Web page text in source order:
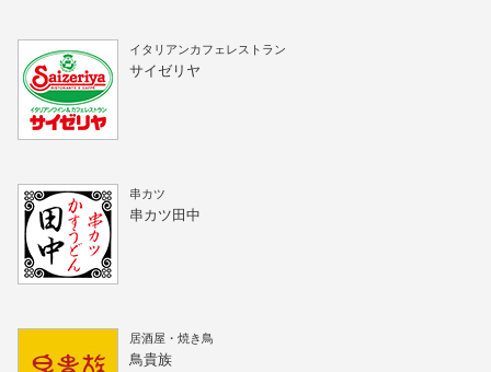
イタリアンカフェレストラン
サイゼリヤ
串カツ
串カツ田中
居酒屋・焼き鳥
鳥貴族